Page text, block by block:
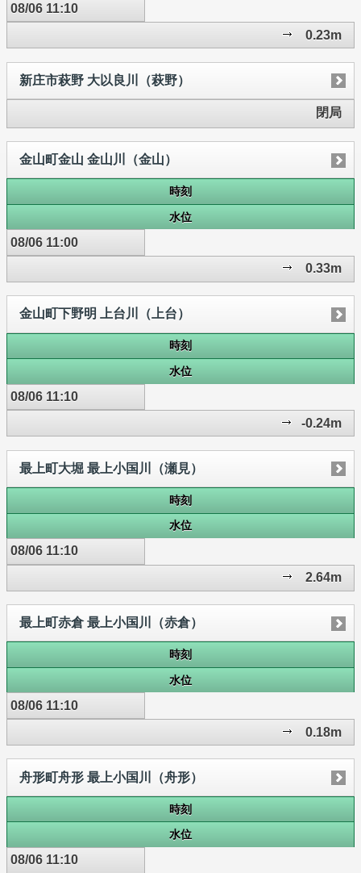
08/06 11:10
0.23m
新庄市萩野 大以良川（萩野）
閉局
金山町金山 金山川（金山）
時刻
水位
08/06 11:00
0.33m
金山町下野明 上台川（上台）
時刻
水位
08/06 11:10
-0.24m
最上町大堀 最上小国川（瀬見）
時刻
水位
08/06 11:10
2.64m
最上町赤倉 最上小国川（赤倉）
時刻
水位
08/06 11:10
0.18m
舟形町舟形 最上小国川（舟形）
時刻
水位
08/06 11:10